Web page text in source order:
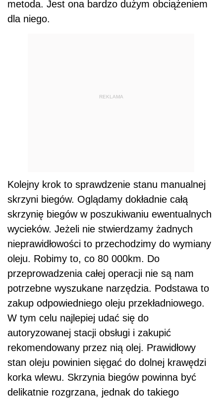
metoda. Jest ona bardzo dużym obciążeniem
dla niego.
REKLAMA
Kolejny krok to sprawdzenie stanu manualnej
skrzyni biegów. Oglądamy dokładnie całą
skrzynię biegów w poszukiwaniu ewentualnych
wycieków. Jeżeli nie stwierdzamy żadnych
nieprawidłowości to przechodzimy do wymiany
oleju. Robimy to, co 80 000km. Do
przeprowadzenia całej operacji nie są nam
potrzebne wyszukane narzędzia. Podstawa to
zakup odpowiedniego oleju przekładniowego.
W tym celu najlepiej udać się do
autoryzowanej stacji obsługi i zakupić
rekomendowany przez nią olej. Prawidłowy
stan oleju powinien sięgać do dolnej krawędzi
korka wlewu. Skrzynia biegów powinna być
delikatnie rozgrzana, jednak do takiego